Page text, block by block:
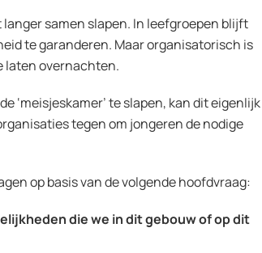
samen slapen. In leefgroepen blijft
te garanderen. Maar organisatorisch is
laten overnachten.
‘meisjeskamer’ te slapen, kan dit eigenlijk
tegen om jongeren de nodige
op basis van de volgende hoofdvraag:
die we in dit gebouw of op dit